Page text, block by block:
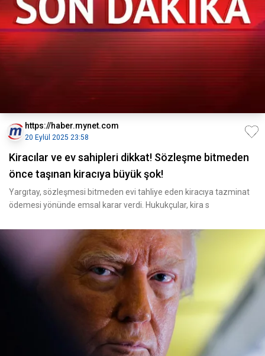
https://haber.mynet.com
20 Eylül 2025 23:58
Kiracılar ve ev sahipleri dikkat! Sözleşme bitmeden
önce taşınan kiracıya büyük şok!
Yargıtay, sözleşmesi bitmeden evi tahliye eden kiracıya tazminat
ödemesi yönünde emsal karar verdi. Hukukçular, kira s